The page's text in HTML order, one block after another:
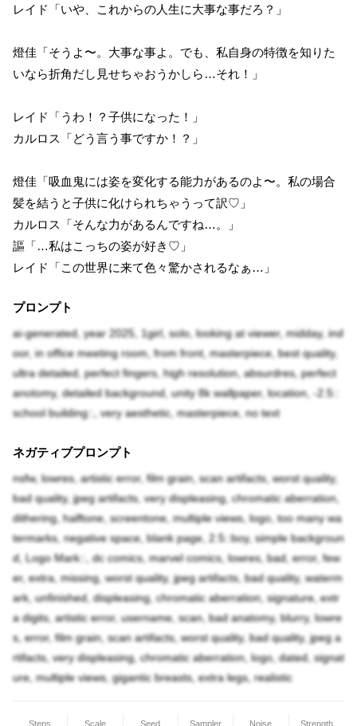
レイド「いや、これからの人生に大事な事だろ？」
燈佳「そうよ〜。大事な事よ。でも、私自身の特徴を知りた
いなら折角だし見せちゃおうかしら…それ！」
レイド「うわ！？子供になった！」
カルロス「どう言う事ですか！？」
燈佳「吸血鬼には姿を変化する能力があるのよ〜。私の場合
髪を結うと子供に化けられちゃうって訳♡」
カルロス「そんな力があるんですね…。」
謳「…私はこっちの姿が好き♡」
レイド「この世界に来て色々驚かされるなぁ…」
プロンプト
ai-generated, year 2025, 1girl, solo, looking at viewer, midday, ind
oor, in office meeting room, from front, masterpiece, best quality,
ultra detailed, perfect fingers, high resolution, absurdres, perfect
anotomy, detailed background, unity 8k wallpaper, location, -2.5::
school building::, very aesthetic, masterpiece, no text
ネガティブプロンプト
nsfw, lowres, artistic error, film grain, scan artifacts, worst quality,
bad quality, jpeg artifacts, very displeasing, chromatic aberration,
dithering, halftone, screentone, multiple views, logo, too many wa
termarks, negative space, blank page, 2.5::boy, simple backgroun
d, Logo Mark::, dc comics, marvel comics, lowres, bad, error, few
er, extra, missing, worst quality, jpeg artifacts, bad quality, waterm
ark, unfinished, displeasing, chromatic aberration, signature, extr
a digits, artistic error, username, scan, bad anatomy, blurry, lowre
s, error, film grain, scan artifacts, worst quality, bad quality, jpeg a
rtifacts, very displeasing, chromatic aberration, logo, dated, signat
ure, multiple views, gigantic breasts, extra legs, realistic
Steps Scale Seed Sampler Noise Strength